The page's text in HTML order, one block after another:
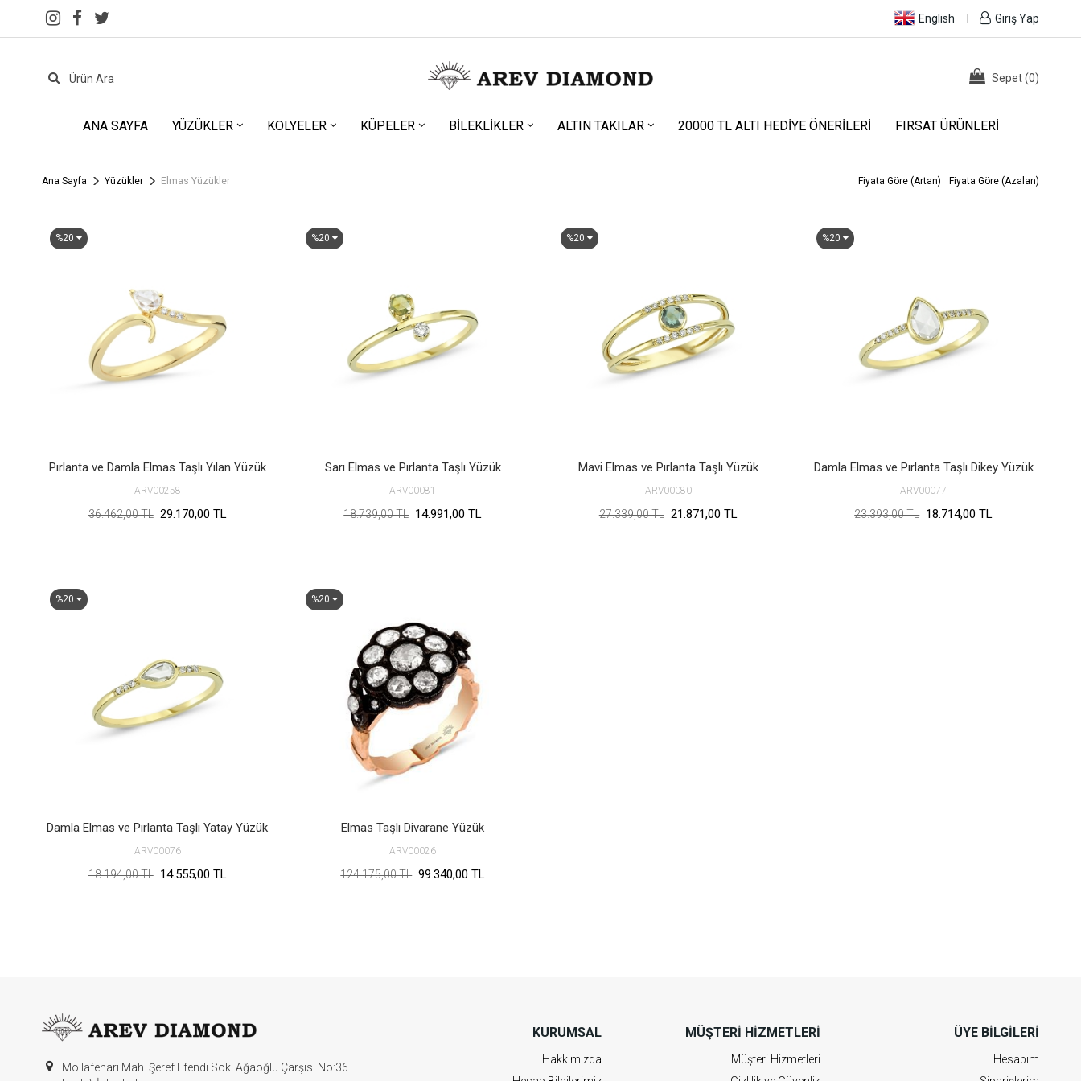
English Giriş Yap
Sepet(0)
ANA SAYFA YÜZÜKLER KOLYELER KÜPELER BILEKLIKLER ALTIN TAKILAR 20000 TL ALTI HEDIYE ÖNERILERI FIRSAT ÜRÜNLERI
Ana Sayfa Yüzükler Elmas Yüzükler Fiyata Göre (Artan) Fiyata Göre (Azalan)
%20
Pırlanta ve Damla Elmas Taşlı Yılan Yüzük
ARV00258
36.462,00 TL 29.170,00 TL
%20
Sarı Elmas ve Pırlanta Taşlı Yüzük
ARV00081
18.739,00 TL 14.991,00 TL
%20
Mavi Elmas ve Pırlanta Taşlı Yüzük
ARV00080
27.339,00 TL 21.871,00 TL
%20
Damla Elmas ve Pırlanta Taşlı Dikey Yüzük
ARV00077
23.393,00 TL 18.714,00 TL
%20
Damla Elmas ve Pırlanta Taşlı Yatay Yüzük
ARV00076
18.194,00 TL 14.555,00 TL
%20
Elmas Taşlı Divarane Yüzük
ARV00026
124.175,00 TL 99.340,00 TL
Mollafenari Mah. Şeref Efendi Sok. Ağaoğlu Çarşısı No:36
KURUMSAL
Hakkımızda
MÜŞTERI HIZMETLERI
Müşteri Hizmetleri
ÜYE BILGILERI
Hesabım